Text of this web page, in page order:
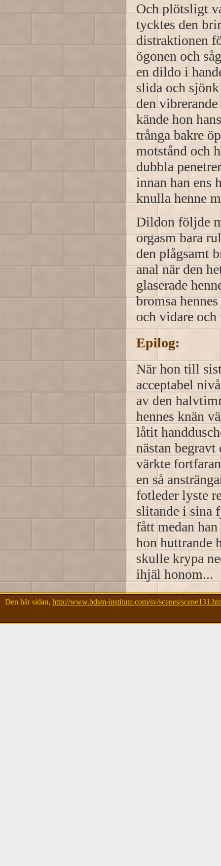
Och plötsligt
tycktes den
distraktionen
ögonen och
en dildo i
slida och
den
kände hon
trånga bakre
motstånd och
dubbla
innan han ens
knulla henne
Dildon följde
orgasm bara
den plågsamt
anal när den
glaserade
bromsa
och vidare och
Epilog:
När hon till
acceptabel
av den
hennes knän
låtit
nästan
värkte
en så
fotleder lyste
slitande i sina
fått medan
hon huttrande
skulle krypa
ihjäl honom...
Den här sidan, http://www.bdsm-institute.com/sv/scenes/